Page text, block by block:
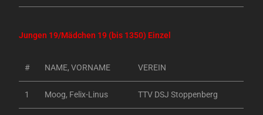
Jungen 19/Mädchen 19 (bis 1350) Einzel
# NAME, VORNAME VEREIN
1 Moog, Felix-Linus TTV DSJ Stoppenberg